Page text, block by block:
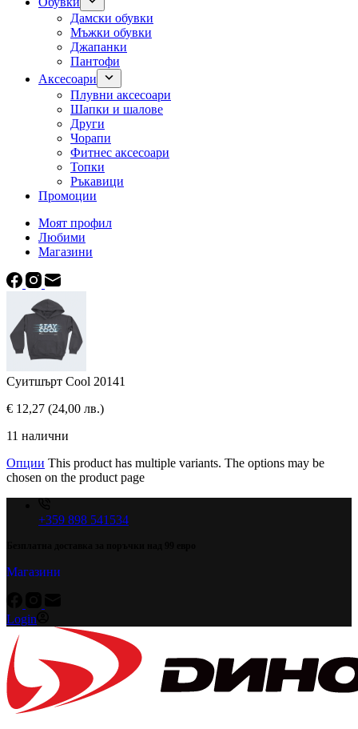
Дамски обувки
Мъжки обувки
Джапанки
Пантофи
Аксесоари
Плувни аксесоари
Шапки и шалове
Други
Чорапи
Фитнес аксесоари
Топки
Ръкавици
Промоции
Моят профил
Любими
Магазини
Суитшърт Cool 20141
€ 12,27 (24,00 лв.)
11 налични
Опции This product has multiple variants. The options may be
chosen on the product page
+359 898 541534
Магазини
Login